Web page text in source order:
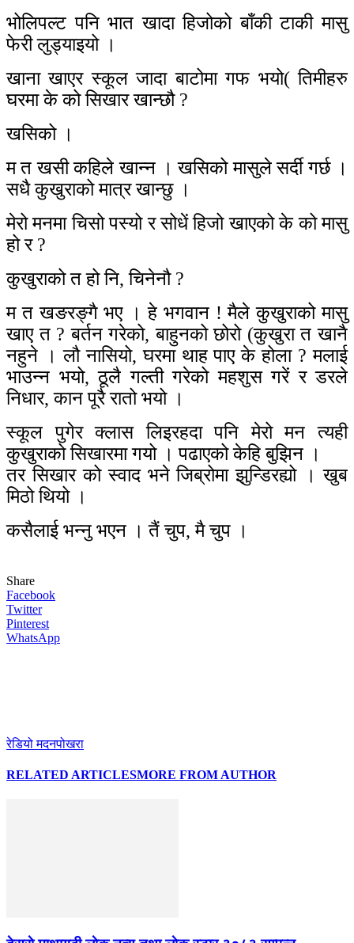
भोलिपल्ट पनि भात खादा हिजोको बाँकी टाकी मासु
फेरी लुड्याइयो ।
खाना खाएर स्कूल जादा बाटोमा गफ भयो( तिमीहरु
घरमा के को सिखार खान्छौ ?
खसिको ।
म त खसी कहिले खान्न । खसिको मासुले सर्दी गर्छ ।
सधै कुखुराको मात्र खान्छु ।
मेरो मनमा चिसो पस्यो र सोधें हिजो खाएको के को मासु
हो र ?
कुखुराको त हो नि, चिनेनौ ?
म त खङरङ्गै भए । हे भगवान ! मैले कुखुराको मासु
खाए त ? बर्तन गरेको, बाहुनको छोरो (कुखुरा त खानै
नहुने । लौ नासियो, घरमा थाह पाए के होला ? मलाई
भाउन्न भयो, ठूलै गल्ती गरेको महशुस गरें र डरले
निधार, कान पूरै रातो भयो ।
स्कूल पुगेर क्लास लिइरहदा पनि मेरो मन त्यही
कुखुराको सिखारमा गयो । पढाएको केहि बुझिन ।
तर सिखार को स्वाद भने जिब्रोमा झुन्डिरह्यो । खुब
मिठो थियो ।
कसैलाई भन्नु भएन । तैं चुप, मै चुप ।
Share
Facebook
Twitter
Pinterest
WhatsApp
रेडियो मदनपोखरा
RELATED ARTICLESMORE FROM AUTHOR